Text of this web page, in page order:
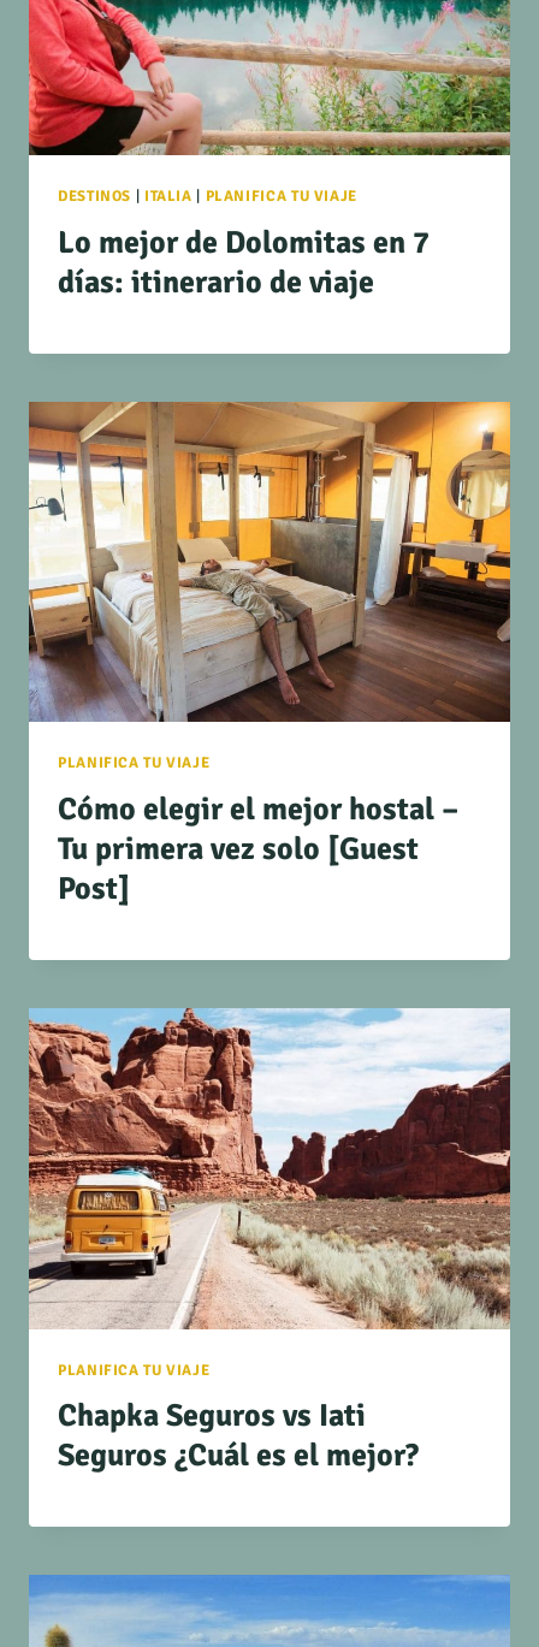
DESTINOS | ITALIA | PLANIFICA TU VIAJE
Lo mejor de Dolomitas en 7
días: itinerario de viaje
PLANIFICA TU VIAJE
Cómo elegir el mejor hostal –
Tu primera vez solo [Guest
Post]
PLANIFICA TU VIAJE
Chapka Seguros vs Iati
Seguros ¿Cuál es el mejor?